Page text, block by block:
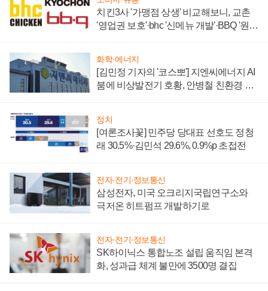
치킨3사 '가맹점 상생' 비교해보니, 교촌
'영업권 보호'·bhc '신메뉴 개발'·BBQ '원가
화학·에너지
[김민정 기자의 '코스뽀'] 지엔씨에너지 AI
붐에 비상발전기 호황, 안병철 친환경 에
정치
[여론조사꽃] 민주당 당대표 선호도 정청
래 30.5%·김민석 29.6%, 0.9%p 초접전
전자·전기·정보통신
삼성전자, 미국 오크리지국립연구소와
극저온 히트펌프 개발하기로
전자·전기·정보통신
SK하이닉스 통합노조 설립 움직임 본격
화, 성과급 체계 불만에 3500명 결집